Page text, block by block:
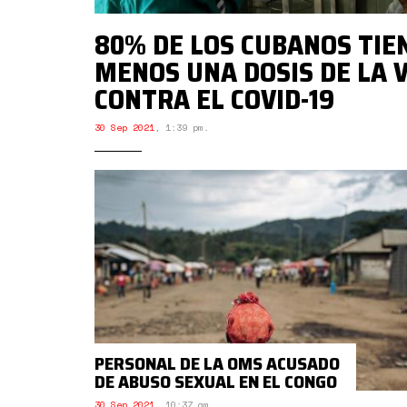
80% DE LOS CUBANOS
MENOS UNA DOSIS DE LA
CONTRA EL COVID-19
30 Sep 2021, 1:39 pm.
PERSONAL DE LA OMS ACUSADO
DE ABUSO SEXUAL EN EL CONGO